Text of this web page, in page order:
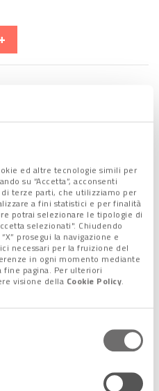
ed altre tecnologie simili per
su “Accetta”, acconsenti
terze parti, che utilizziamo per
a fini statistici e per finalità
potrai selezionare le tipologie di
selezionati". Chiudendo
prosegui la navigazione e
necessari per la fruizione del
in ogni momento mediante
fine pagina. Per ulteriori
visione della Cookie Policy.
canali
Facebook
Instagram